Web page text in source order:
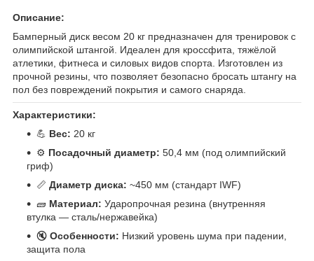
Описание:
Бамперный диск весом 20 кг предназначен для тренировок с
олимпийской штангой. Идеален для кроссфита, тяжёлой
атлетики, фитнеса и силовых видов спорта. Изготовлен из
прочной резины, что позволяет безопасно бросать штангу на
пол без повреждений покрытия и самого снаряда.
Характеристики:
💪 Вес: 20 кг
⚙️ Посадочный диаметр: 50,4 мм (под олимпийский
гриф)
📏 Диаметр диска: ~450 мм (стандарт IWF)
🧱 Материал: Ударопрочная резина (внутренняя
втулка — сталь/нержавейка)
🔇 Особенности: Низкий уровень шума при падении,
защита пола